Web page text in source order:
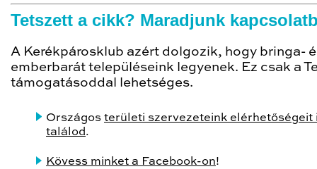
Tetszett a cikk? Maradjunk
A Kerékpárosklub azért dolgozik, hogy bringa-
emberbarát településeink legyenek. Ez csak a
támogatásoddal lehetséges.
Országos területi szervezeteink elérhetőségeit
találod.
Kövess minket a Facebook-on!